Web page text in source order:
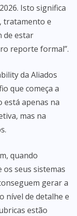
Isto significa
tratamento e
de estar
reporte formal”.
da Aliados
que começa a
está apenas na
mas na
quando
os seus sistemas
gerar a
nível de detalhe e
estão